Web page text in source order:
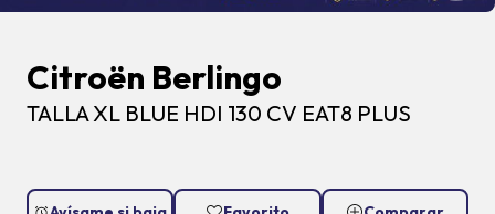
Citroën Berlingo
TALLA XL BLUE HDI 130 CV EAT8 PLUS